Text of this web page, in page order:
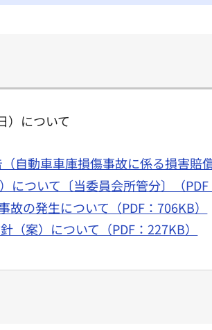
）について
自動車車庫損傷事故に係る損害賠
ついて〔当委員会所管分〕（PDF
の発生について（PDF：706KB）
（案）について（PDF：227KB）